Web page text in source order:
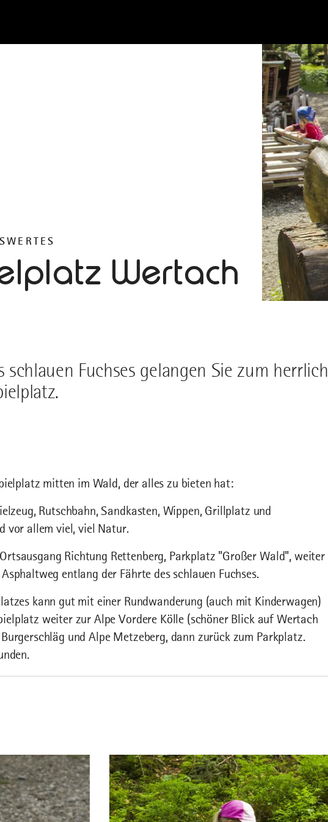
Wertach
schlauen Fuchses gelangen Sie zum herrlich
mitten im Wald, der alles zu bieten hat:
Rutschbahn, Sandkasten, Wippen, Grillplatz und
vor allem viel, viel Natur.
Richtung Rettenberg, Parkplatz "Großer Wald", weiter
entlang der Fährte des schlauen Fuchses.
kann gut mit einer Rundwanderung (auch mit Kinderwagen)
weiter zur Alpe Vordere Kölle (schöner Blick auf Wertach
und Alpe Metzeberg, dann zurück zum Parkplatz.